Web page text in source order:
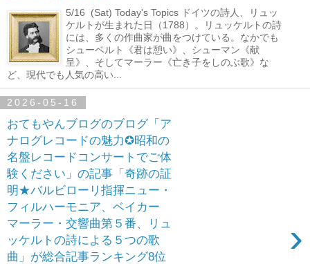
5/16 (Sat) Today's Topics ドイツの詩人、リュッ
ケルトが生まれた日（1788）。リュッケルトの詩
には、多くの作曲家が曲をつけている。なかでも
シューベルト《君は憩い》、シューマン《献
呈》、そしてマーラー《亡き子をしのぶ歌》な
ど、現代でも人気の高い...
2026-05-16
おてもやんブログのブログ「ア
ナログレコードの魅力✪昭和の
名盤レコードコンサートでご体
験ください」の記事「奇跡の証
明★バルビローリ指揮ニュー・
フィルハーモニア、ベイカー
マーラー・交響曲第５番、リュ
ッケルトの詩による５つの歌
曲」が総合記事ランキング8位
›